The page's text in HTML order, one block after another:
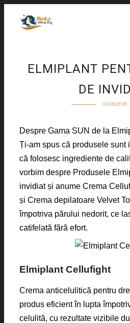
ELMIPLANT
DE
03/08/2018
Despre Gama SUN de la
Ți-am spus că produsele sunt
că folosesc ingrediente de
vorbim despre Produsele
invidiat și anume Crema
și Crema depilatoare Velvet
împotriva părului nedorit, ce
catifelată fără efort.
Elmiplant Cellufight
Crema anticelulitică pentru
produs eficient în lupta
celulită, cu rezultate vizibile